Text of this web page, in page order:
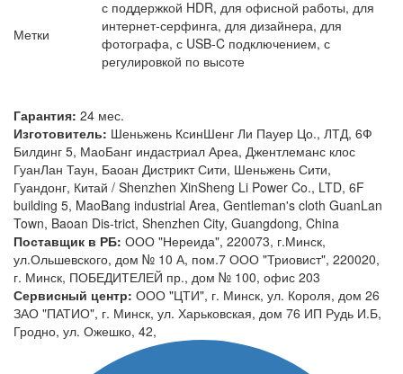
Метки
с поддержкой HDR, для офисной работы, для
интернет-серфинга, для дизайнера, для
фотографа, с USB-C подключением, с
регулировкой по высоте
Гарантия: 24 мес.
Изготовитель: Шеньжень КсинШенг Ли Пауер Цо., ЛТД, 6Ф
Билдинг 5, МаоБанг индастриал Ареа, Джентлеманс клос
ГуанЛан Таун, Баоан Дистрикт Сити, Шеньжень Сити,
Гуандонг, Китай / Shenzhen XinSheng Li Power Co., LTD, 6F
building 5, MaoBang industrial Area, Gentleman's cloth GuanLan
Town, Baoan Dis-trict, Shenzhen City, Guangdong, China
Поставщик в РБ: ООО "Нереида", 220073, г.Минск,
ул.Ольшевского, дом № 10 А, пом.7 ООО "Триовист", 220020,
г. Минск, ПОБЕДИТЕЛЕЙ пр., дом № 100, офис 203
Сервисный центр: ООО "ЦТИ", г. Минск, ул. Короля, дом 26
ЗАО "ПАТИО", г. Минск, ул. Харьковская, дом 76 ИП Рудь И.Б,
Гродно, ул. Ожешко, 42,